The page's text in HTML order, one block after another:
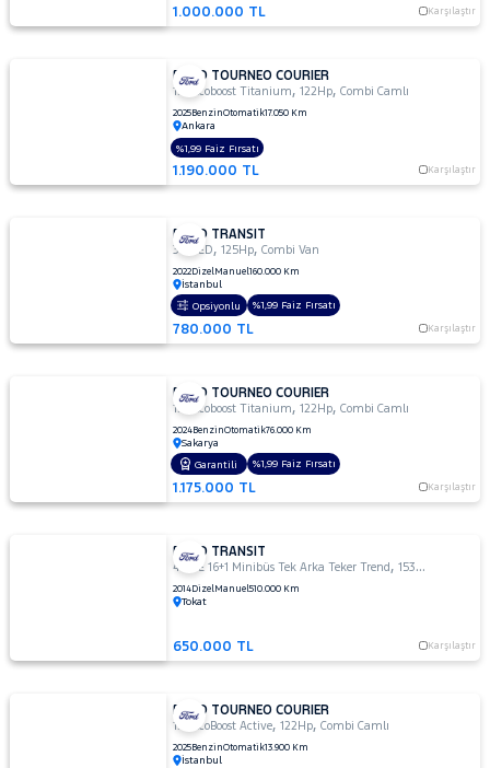
1.000.000 TL Karşılaştır
FORD TOURNEO COURIER
1.0 Ecoboost Titanium,122Hp,Combi Camlı
2025BenzinOtomatik17.050 Km
Ankara
1.190.000 TL Karşılaştır
%1,99 Faiz Fırsatı
FORD TRANSIT
350 ED,125Hp,Combi Van
2022DizelManuel160.000 Km
İstanbul
780.000 TL Karşılaştır
Opsiyonlu %1,99 Faiz Fırsatı
FORD TOURNEO COURIER
1.0 Ecoboost Titanium,122Hp,Combi Camlı
2024BenzinOtomatik76.000 Km
Sakarya
1.175.000 TL Karşılaştır
Garantili %1,99 Faiz Fırsatı
FORD TRANSIT
440 E 16+1 Minibüs Tek Arka Teker Trend ,153Hp
2014DizelManuel510.000 Km
Tokat
650.000 TL Karşılaştır
FORD TOURNEO COURIER
1.0 EcoBoost Active,122Hp,Combi Camlı
2025BenzinOtomatik13.900 Km
İstanbul